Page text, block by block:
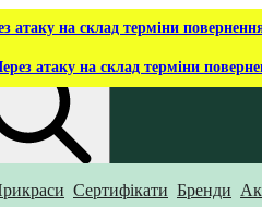
атаку на склад терміни
атаку на склад терміни
ти шукаєш?Сертифікати Бренди